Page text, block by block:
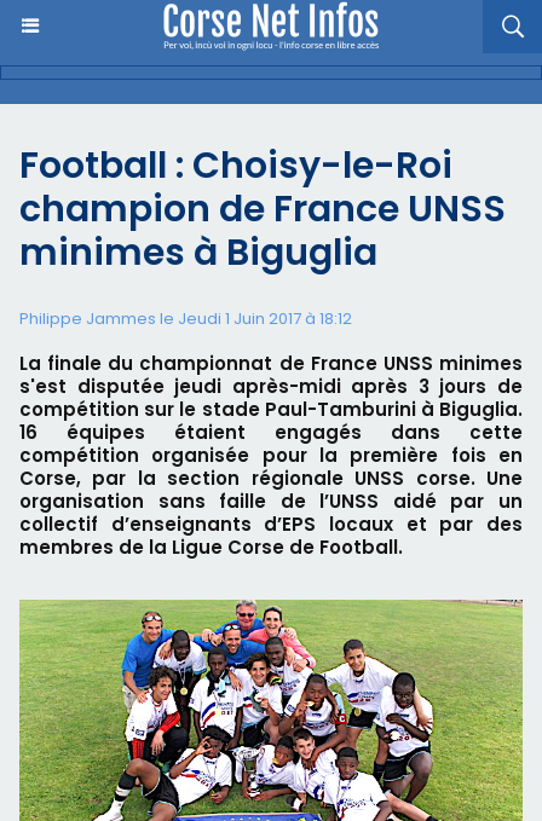
Football : Choisy-le-Roi
champion de France UNSS
minimes à Biguglia
Philippe Jammes le Jeudi 1 Juin 2017 à 18:12
La finale du championnat de France UNSS minimes
s'est disputée jeudi après-midi après 3 jours de
compétition sur le stade Paul-Tamburini à Biguglia.
16 équipes étaient engagés dans cette
compétition organisée pour la première fois en
Corse, par la section régionale UNSS corse. Une
organisation sans faille de l’UNSS aidé par un
collectif d’enseignants d’EPS locaux et par des
membres de la Ligue Corse de Football.